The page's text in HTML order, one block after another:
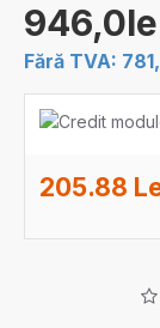
Fără TVA:
205.88